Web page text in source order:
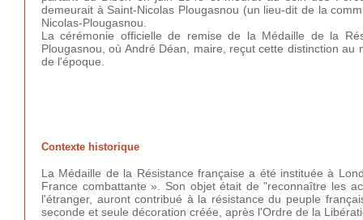
demeurait à Saint-Nicolas Plougasnou (un lieu-dit de la
Nicolas-Plougasnou.
La cérémonie officielle de remise de la Médaille de la
Plougasnou, où André Déan, maire, reçut cette distinction
de l'époque.
Contexte historique
La Médaille de la Résistance française a été instituée à
France combattante ». Son objet était de "reconnaître les
l'étranger, auront contribué à la résistance du peuple
seconde et seule décoration créée, après l'Ordre de la